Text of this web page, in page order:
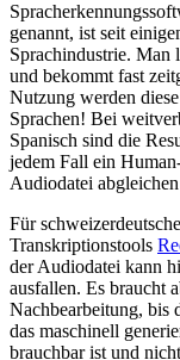
genannt, ist seit
Sprachindustrie. Man
und bekommt fast
Nutzung werden
Sprachen! Bei
Spanisch sind die
jedem Fall ein
Audiodatei
Für
Transkriptionstools
der Audiodatei kann
ausfallen. Es braucht
Nachbearbeitung, bis
das maschinell
brauchbar ist und